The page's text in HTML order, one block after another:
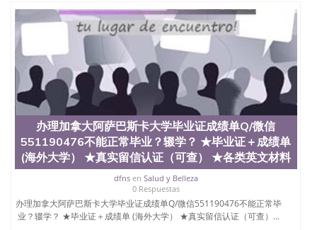
证551190476留学生在哪里可以买假毕业证
551190476哪里可以办理加拿大毕业证551190476申
请学校办理假的毕业证成绩单可以吗551190476哪里
可以办理水印成绩单551190476哪里可以修改成绩单
GPA分数551190476假毕业证能查出来吗551190476
假文凭网上能查到吗551190476 如何拿到国外毕业证
QQ微信551190476办假大学毕业证QQ微信551190476
国外毕业证去哪认证QQ微信551190476找毕业证封皮
QQ微信551190476国外毕业证外壳定制QQ微信
551190476快速代办国外毕业证QQ微信551190476快
速拿到国外文凭QQ微信551190476国外留学文凭认证
QQ微信551190476国外文凭回国认证QQ微信
551190476泰国文凭办理QQ微信551190476法国留学
回国证明QQ微信551190476 国外烫金照片QQ微信
551190476外国文凭在中国有用吗QQ微信551190476
德国留学回国证明QQ微信551190476爱尔兰留学回国
证明QQ微信551190476国外硕士文凭办理QQ微信
办理加拿大阿萨巴斯卡大学毕业证成绩单Q/微信
551190476不能正常毕业？辍学？ ★毕业证＋成绩单
(海外大学） ★真实留信认证（可查） ★各类英文材料
dfnsen Salud y Belleza
0 Respuestas
办理加拿大阿萨巴斯卡大学毕业证成绩单Q/微信551190476不能正常毕
业？辍学？ ★毕业证＋成绩单 (海外大学） ★真实留信认证（可查）...